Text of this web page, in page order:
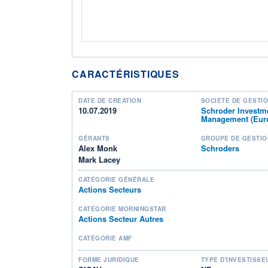
CARACTÉRISTIQUES
DATE DE CRÉATION
10.07.2019
SOCIÉTÉ DE
Schroder
Management
GÉRANTS
Alex Monk
Mark Lacey
GROUPE DE
Schroders
CATÉGORIE GÉNÉRALE
Actions Secteurs
CATÉGORIE MORNINGSTAR
Actions Secteur Autres
CATÉGORIE AMF
FORME JURIDIQUE TYPE